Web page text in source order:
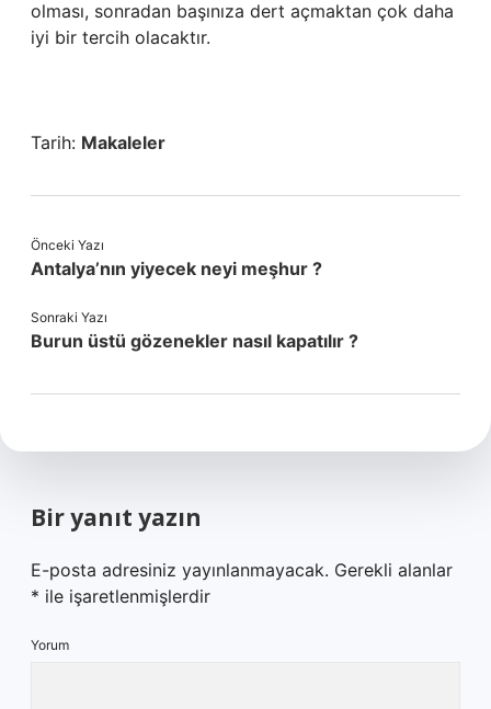
olması, sonradan başınıza dert açmaktan çok daha
iyi bir tercih olacaktır.
Tarih: Makaleler
Önceki Yazı
Antalya’nın yiyecek neyi meşhur ?
Sonraki Yazı
Burun üstü gözenekler nasıl kapatılır ?
Bir yanıt yazın
E-posta adresiniz yayınlanmayacak. Gerekli alanlar
* ile işaretlenmişlerdir
Yorum